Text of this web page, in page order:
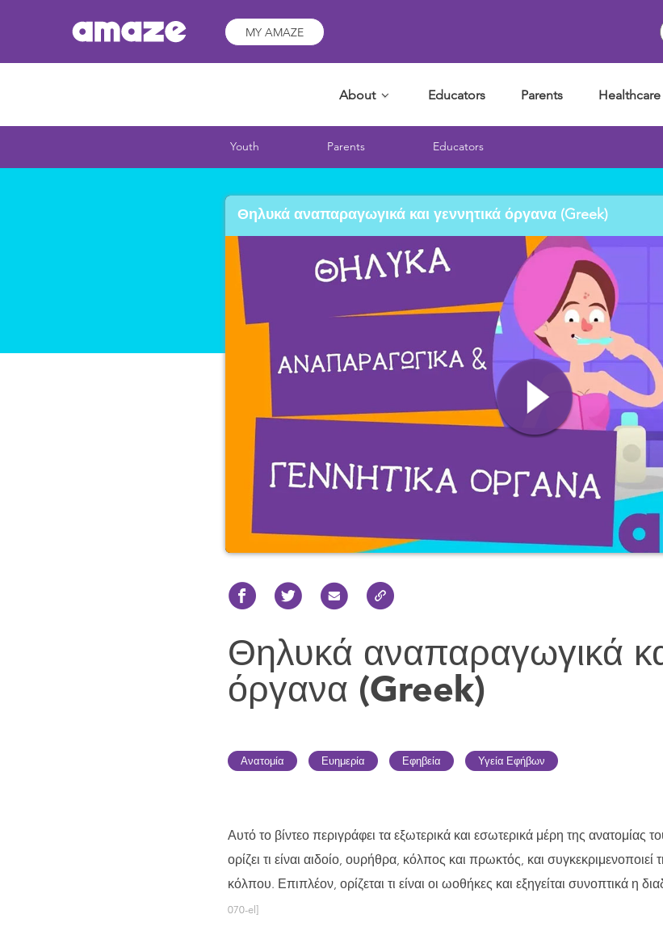
MY AMAZE
Educators Parents Healthcare
About
Youth Parents Educators
Θηλυκά αναπαραγωγικά και γεννητικά όργανα (Greek)
Θηλυκά αναπαραγωγικά
όργανα (Greek)
Ανατομία Ευημερία Εφηβεία Υγεία Εφήβων
Αυτό το βίντεο περιγράφει τα εξωτερικά και εσωτερικά μέρη της
ορίζει τι είναι αιδοίο, ουρήθρα, κόλπος και πρωκτός, και συγκεκριμενοποιεί
κόλπου. Επιπλέον, ορίζεται τι είναι οι ωοθήκες και εξηγείται συνοπτικά η
070-el]